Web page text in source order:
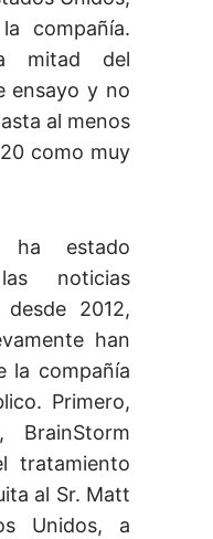
compañía.
mitad del
ensayo y no
al menos
como muy
ha estado
noticias
2012,
han
la compañía
Primero,
tratamiento
al Sr. Matt
Unidos, a